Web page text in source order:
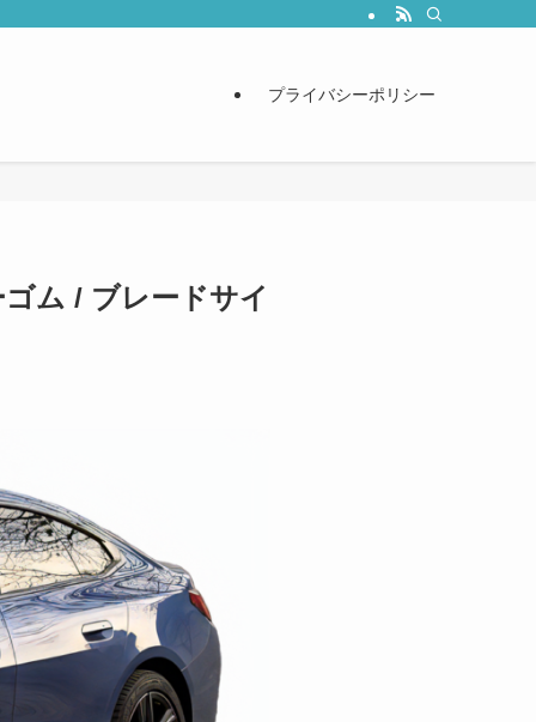
プライバシーポリシー
ム / ブレードサイ